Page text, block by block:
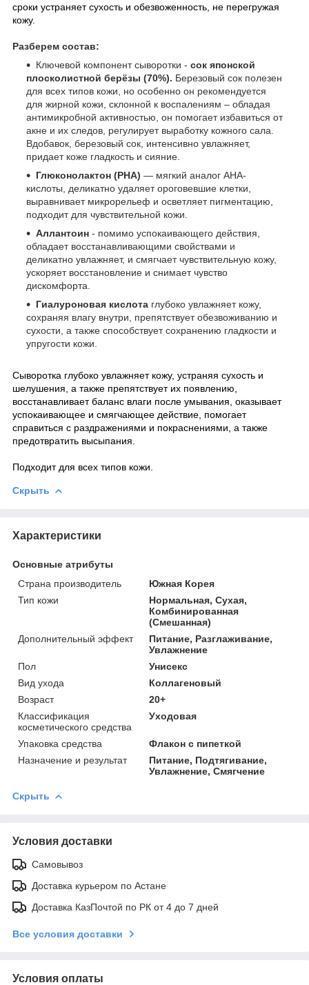
сроки устраняет сухость и обезвоженность, не перегружая
кожу.
Разберем состав:
Ключевой компонент сыворотки - сок японской
плосколистной берёзы (70%). Березовый сок полезен
для всех типов кожи, но особенно он рекомендуется
для жирной кожи, склонной к воспалениям – обладая
антимикробной активностью, он помогает избавиться от
акне и их следов, регулирует выработку кожного сала.
Вдобавок, березовый сок, интенсивно увлажняет,
придает коже гладкость и сияние.
Глюконолактон (PHA) — мягкий аналог AHA-
кислоты, деликатно удаляет ороговевшие клетки,
выравнивает микрорельеф и осветляет пигментацию,
подходит для чувствительной кожи.
Аллантоин - помимо успокаивающего действия,
обладает восстанавливающими свойствами и
деликатно увлажняет, и смягчает чувствительную кожу,
ускоряет восстановление и снимает чувство
дискомфорта.
Гиалуроновая кислота глубоко увлажняет кожу,
сохраняя влагу внутри, препятствует обезвоживанию и
сухости, а также способствует сохранению гладкости и
упругости кожи.
Сыворотка глубоко увлажняет кожу, устраняя сухость и
шелушения, а также препятствует их появлению,
восстанавливает баланс влаги после умывания, оказывает
успокаивающее и смягчающее действие, помогает
справиться с раздражениями и покраснениями, а также
предотвратить высыпания.
Подходит для всех типов кожи.
Скрыть
Характеристики
Основные атрибуты
Страна производитель
Южная Корея
Тип кожи
Нормальная, Сухая,
Комбинированная
(Смешанная)
Дополнительный эффект
Питание, Разглаживание,
Увлажнение
Пол
Унисекс
Вид ухода
Коллагеновый
Возраст
20+
Классификация
косметического средства
Уходовая
Упаковка средства
Флакон с пипеткой
Назначение и результат
Питание, Подтягивание,
Увлажнение, Смягчение
Скрыть
Условия доставки
Самовывоз
Доставка курьером по Астане
Доставка КазПочтой по РК от 4 до 7 дней
Все условия доставки
Условия оплаты